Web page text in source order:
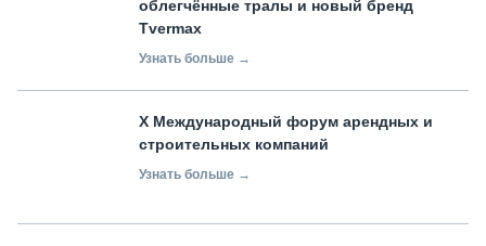
облегчённые тралы и новый бренд
Tvermax
Узнать больше →
X Международный форум арендных и
строительных компаний
Узнать больше →